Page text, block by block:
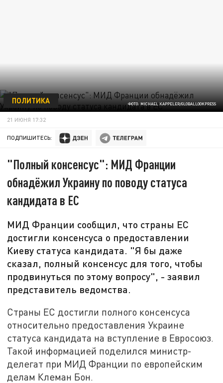
ФОТО: MICHAEL KAPPELER/GLOBALLOOKPRESS
ПОЛИТИКА
21 ИЮНЯ 17:32
ПОДПИШИТЕСЬ:
"Полный консенсус": МИД Франции
обнадёжил Украину по поводу статуса
кандидата в ЕС
МИД Франции сообщил, что страны ЕС
достигли консенсуса о предоставлении
Киеву статуса кандидата. "Я бы даже
сказал, полный консенсус для того, чтобы
продвинуться по этому вопросу", - заявил
представитель ведомства.
Страны ЕС достигли полного консенсуса
относительно предоставления Украине
статуса кандидата на вступление в Евросоюз.
Такой информацией поделился министр-
делегат при МИД Франции по европейским
делам Клеман Бон.